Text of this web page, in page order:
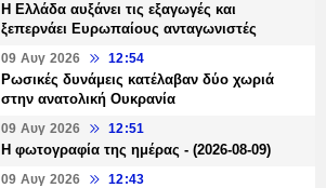
Η Ελλάδα αυξάνει τις εξαγωγές και
ξεπερνάει Ευρωπαίους ανταγωνιστές
09 Αυγ 2026 12:54
Ρωσικές δυνάμεις κατέλαβαν δύο χωριά
στην ανατολική Ουκρανία
09 Αυγ 2026 12:51
Η φωτογραφία της ημέρας - (2026-08-09)
09 Αυγ 2026 12:43